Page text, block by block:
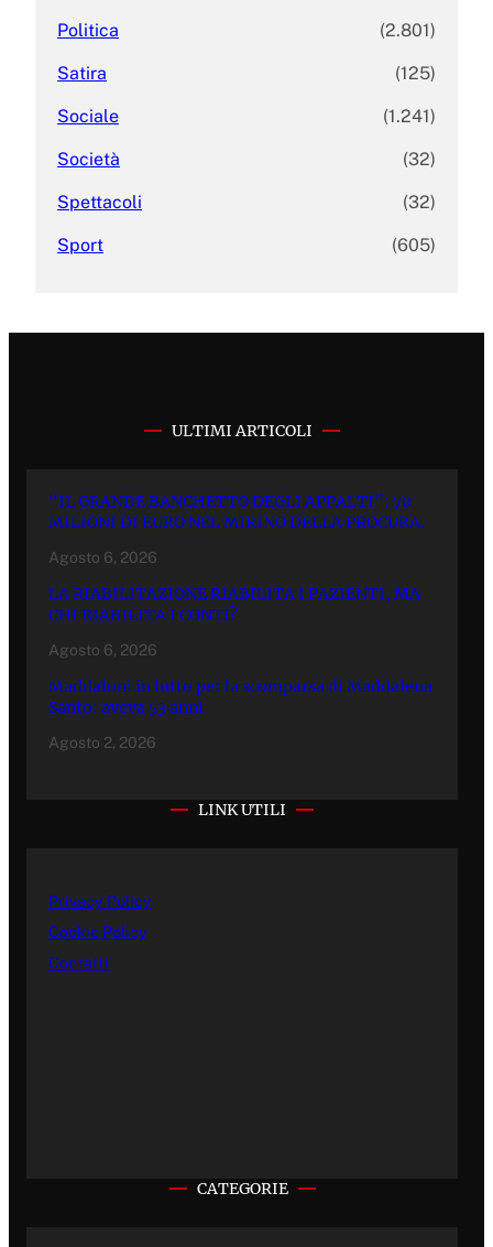
Politica (2.801)
Satira (125)
Sociale (1.241)
Società (32)
Spettacoli (32)
Sport (605)
ULTIMI ARTICOLI
“IL GRANDE BANCHETTO DEGLI APPALTI”: 70
MILIONI DI EURO NEL MIRINO DELLA PROCURA.
Agosto 6, 2026
LA RIABILITAZIONE RIABILITA I PAZIENTI, MA
CHI RIABILITA I CONTI?
Agosto 6, 2026
Maddaloni in lutto per la scomparsa di Maddalena
Santo: aveva 53 anni
Agosto 2, 2026
LINK UTILI
Privacy Policy
Cookie Policy
Contatti
CATEGORIE